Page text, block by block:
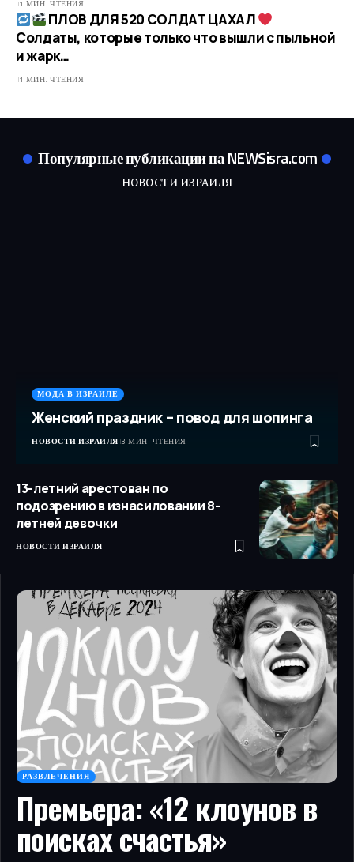
1 МИН. ЧТЕНИЯ
ПЛОВ ДЛЯ 520 СОЛДАТ ЦАХАЛ
Солдаты, которые только что вышли с пыльной
и жарк…
1 МИН. ЧТЕНИЯ
Популярные публикации на NEWSisra.com
НОВОСТИ ИЗРАИЛЯ
МОДА В ИЗРАИЛЕ
Женский праздник – повод для шопинга
НОВОСТИ ИЗРАИЛЯ 3 МИН. ЧТЕНИЯ
13-летний арестован по
подозрению в изнасиловании 8-
летней девочки
НОВОСТИ ИЗРАИЛЯ
РАЗВЛЕЧЕНИЯ
Премьера: «12 клоунов в
поисках счастья»